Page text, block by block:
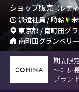
ショップ販売（レデ
派遣社員 / 時給
東京都 / 南町田グ
南町田グランベリ
期間限
～》身
ブランド